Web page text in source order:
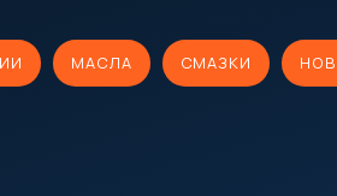
МАСЛА СМАЗКИ